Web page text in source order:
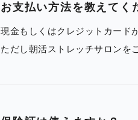
お支払い方法を教えてく
現金もしくはクレジットカード
ただし朝活ストレッチサロンを